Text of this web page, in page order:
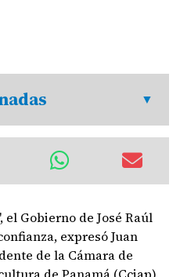
Gobierno de José Raúl
expresó Juan
de la Cámara de